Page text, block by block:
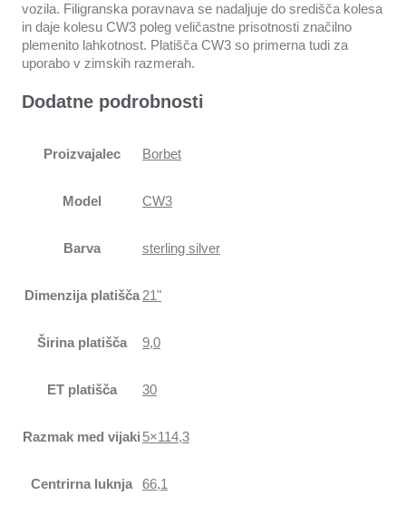
vozila. Filigranska poravnava se nadaljuje do središča kolesa
in daje kolesu CW3 poleg veličastne prisotnosti značilno
plemenito lahkotnost. Platišča CW3 so primerna tudi za
uporabo v zimskih razmerah.
Dodatne podrobnosti
Proizvajalec Borbet
Model CW3
Barva sterling silver
Dimenzija platišča 21"
Širina platišča 9,0
ET platišča 30
Razmak med vijaki 5×114,3
Centrirna luknja 66,1